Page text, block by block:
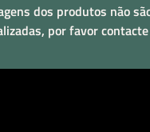
dos produtos não
por favor